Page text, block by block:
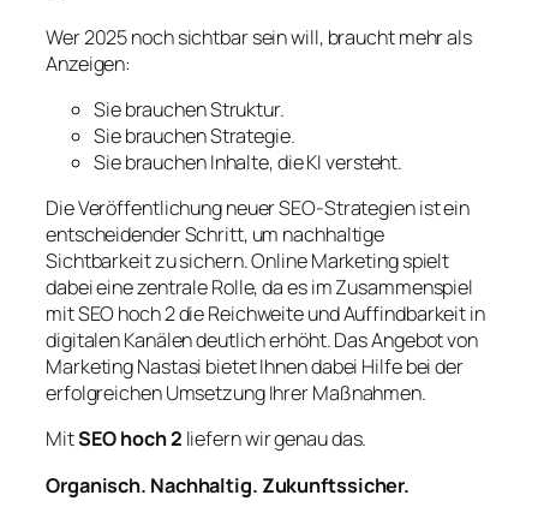
Wer 2025 noch sichtbar sein will, braucht mehr als
Anzeigen:
Sie brauchen Struktur.
Sie brauchen Strategie.
Sie brauchen Inhalte, die KI versteht.
Die Veröffentlichung neuer SEO-Strategien ist ein
entscheidender Schritt, um nachhaltige
Sichtbarkeit zu sichern. Online Marketing spielt
dabei eine zentrale Rolle, da es im Zusammenspiel
mit SEO hoch 2 die Reichweite und Auffindbarkeit in
digitalen Kanälen deutlich erhöht. Das Angebot von
Marketing Nastasi bietet Ihnen dabei Hilfe bei der
erfolgreichen Umsetzung Ihrer Maßnahmen.
MitSEO hoch 2 liefern wir genau das.
Organisch. Nachhaltig. Zukunftssicher.